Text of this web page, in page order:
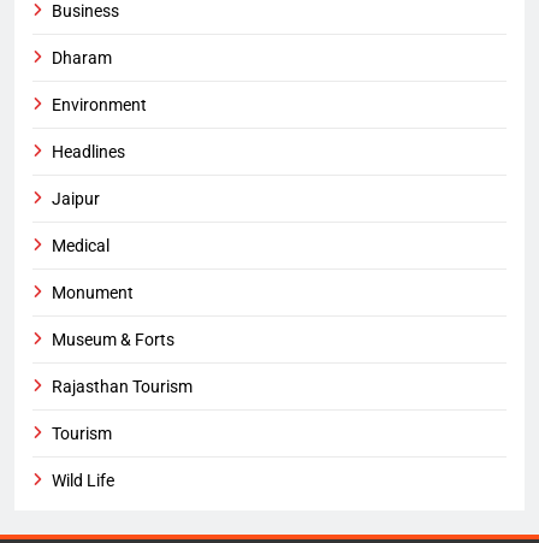
Business
Dharam
Environment
Headlines
Jaipur
Medical
Monument
Museum & Forts
Rajasthan Tourism
Tourism
Wild Life